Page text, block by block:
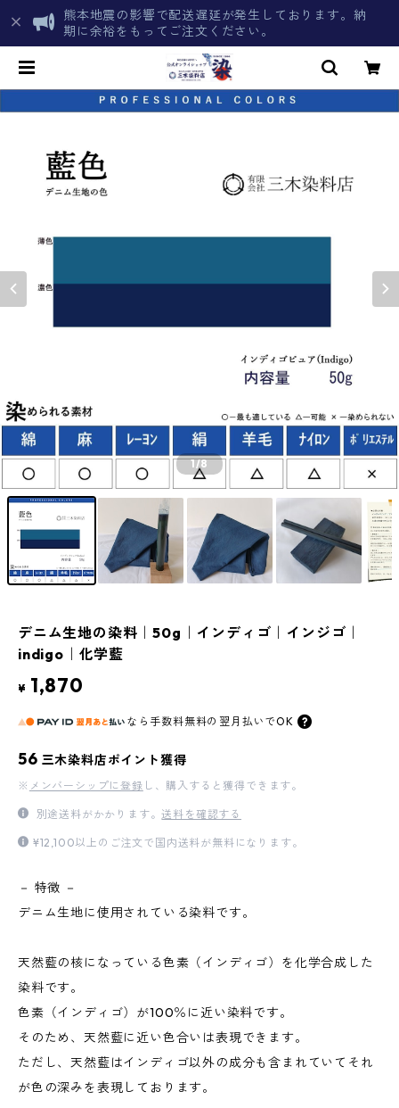
熊本地震の影響で配送遅延が発生しております。納
期に余裕をもってご注文ください。
1/8
デニム生地の染料｜50g｜インディゴ｜インジゴ｜
indigo｜化学藍
¥ 1,870
なら 手数料無料の 翌月払いでOK
56 三木染料店ポイント獲得
※ メンバーシップに登録 し、購入すると獲得できます。
別途送料がかかります。送料を確認する
¥12,100以上のご注文で国内送料が無料になります。
－ 特徴 －
デニム生地に使用されている染料です。
天然藍の核になっている色素（インディゴ）を化学合成した
染料です。
色素（インディゴ）が100％に近い染料です。
そのため、天然藍に近い色合いは表現できます。
ただし、天然藍はインディゴ以外の成分も含まれていてそれ
が色の深みを表現しております。